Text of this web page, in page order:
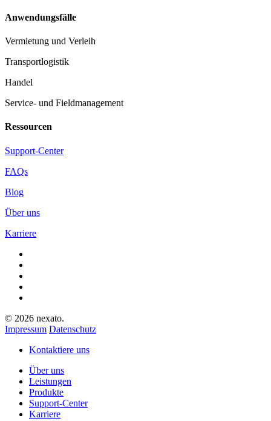
Anwendungsfälle
Vermietung und Verleih
Transportlogistik
Handel
Service- und Fieldmanagement
Ressourcen
Support-Center
FAQs
Blog
Über uns
Karriere
© 2026 nexato.
Impressum Datenschutz
Close
Kontaktiere uns
Über uns
Leistungen
Produkte
Support-Center
Karriere